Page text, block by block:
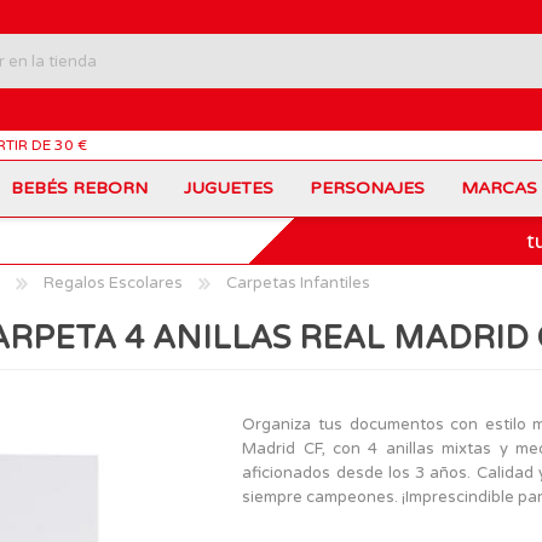
DE 30 €
BEBÉS REBORN JUGUETES
Carros Portamochilas Coches de Juguete
Muñecas
Patinetes
PERSONAJES
Bob Esponja Disney
Sonic
The Beasties
MARCAS
Barbie Barriguitas
VTech
MARCAS
Regalos Escolares Carpetas Infantiles
4 ANILLAS REAL MADRID
Organiza tus documentos con estilo
Madrid CF, con 4 anillas mixtas y
aficionados desde los 3 años.
siempre campeones. ¡Imprescindible